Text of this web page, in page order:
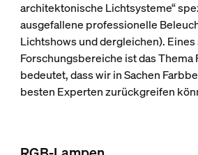
architektonische Lichtsysteme“
ausgefallene professionelle
Lichtshows und dergleichen).
Forschungsbereiche ist das Thema
bedeutet, dass wir in Sachen
besten Experten zurückgreifen